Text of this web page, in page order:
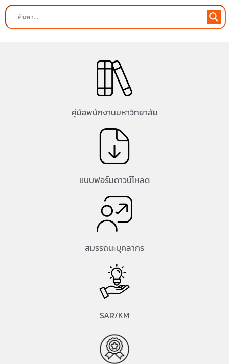
คู่มือพนักงานมหาวิทยาลัย
แบบฟอร์มดาวน์โหลด
สมรรถนะบุคลากร
SAR/KM